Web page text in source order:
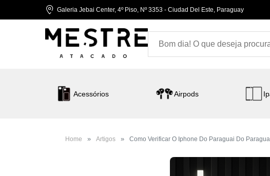
Galeria Jebai Center, 4º Piso, Nº 3353 - Ciudad Del Este, Paraguay
Acessórios Airpods
Home Artigos Como Verificar O Iphone Do Paraguai Do